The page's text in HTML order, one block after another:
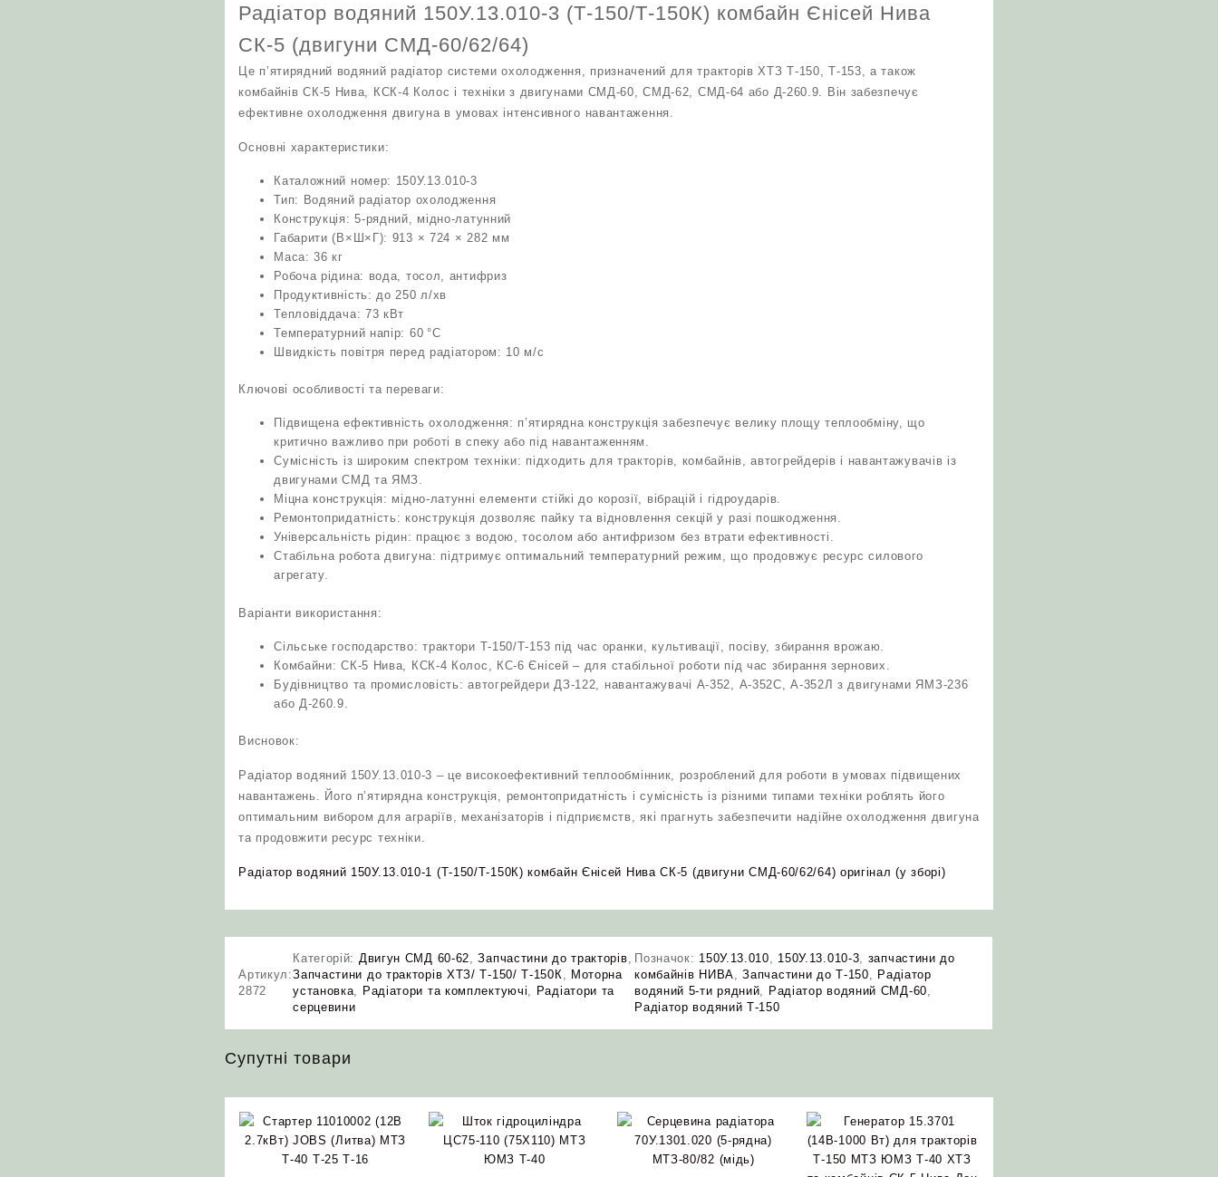
СМД-60/62/64)
Радіатор водяний 150У.13.010-3 (Т-150/Т-150К) комбайн Єнісей Нива
СК-5 (двигуни СМД-60/62/64)
Це п’ятирядний водяний радіатор системи охолодження, призначений для тракторів ХТЗ Т-150, Т-153, а також
комбайнів СК-5 Нива, КСК-4 Колос і техніки з двигунами СМД-60, СМД-62, СМД-64 або Д-260.9. Він забезпечує
ефективне охолодження двигуна в умовах інтенсивного навантаження.
Основні характеристики:
Каталожний номер: 150У.13.010-3
Тип: Водяний радіатор охолодження
Конструкція: 5-рядний, мідно-латунний
Габарити (В×Ш×Г): 913 × 724 × 282 мм
Маса: 36 кг
Робоча рідина: вода, тосол, антифриз
Продуктивність: до 250 л/хв
Тепловіддача: 73 кВт
Температурний напір: 60 °C
Швидкість повітря перед радіатором: 10 м/с
Ключові особливості та переваги:
Підвищена ефективність охолодження: п’ятирядна конструкція забезпечує велику площу теплообміну, що
критично важливо при роботі в спеку або під навантаженням.
Сумісність із широким спектром техніки: підходить для тракторів, комбайнів, автогрейдерів і навантажувачів із
двигунами СМД та ЯМЗ.
Міцна конструкція: мідно-латунні елементи стійкі до корозії, вібрацій і гідроударів.
Ремонтопридатність: конструкція дозволяє пайку та відновлення секцій у разі пошкодження.
Універсальність рідин: працює з водою, тосолом або антифризом без втрати ефективності.
Стабільна робота двигуна: підтримує оптимальний температурний режим, що продовжує ресурс силового
агрегату.
Варіанти використання:
Сільське господарство: трактори Т-150/Т-153 під час оранки, культивації, посіву, збирання врожаю.
Комбайни: СК-5 Нива, КСК-4 Колос, КС-6 Єнісей – для стабільної роботи під час збирання зернових.
Будівництво та промисловість: автогрейдери ДЗ-122, навантажувачі А-352, А-352С, А-352Л з двигунами ЯМЗ-236
або Д-260.9.
Висновок:
Радіатор водяний 150У.13.010-3 – це високоефективний теплообмінник, розроблений для роботи в умовах підвищених
навантажень. Його п’ятирядна конструкція, ремонтопридатність і сумісність із різними типами техніки роблять його
оптимальним вибором для аграріїв, механізаторів і підприємств, які прагнуть забезпечити надійне охолодження двигуна
та продовжити ресурс техніки.
Радіатор водяний 150У.13.010-1 (Т-150/Т-150К) комбайн Єнісей Нива СК-5 (двигуни СМД-60/62/64) оригінал (у зборі)
Артикул:
2872
Категорій: Двигун СМД 60-62,Запчастини до тракторів,
Запчастини до тракторів ХТЗ/ Т-150/ Т-150К, Моторна
установка, Радіатори та комплектуючі, Радіатори та
серцевини
Позначок: 150У.13.010, 150У.13.010-3, запчастини до
комбайнів НИВА,Запчастини до Т-150, Радіатор
водяний 5-ти рядний, Радіатор водяний СМД-60,
Радіатор водяний Т-150
Супутні товари